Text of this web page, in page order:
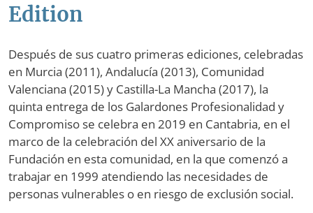
Edition
Después de sus cuatro primeras ediciones, celebradas
en Murcia (2011), Andalucía (2013), Comunidad
Valenciana (2015) y Castilla-La Mancha (2017), la
quinta entrega de los Galardones Profesionalidad y
Compromiso se celebra en 2019 en Cantabria, en el
marco de la celebración del XX aniversario de la
Fundación en esta comunidad, en la que comenzó a
trabajar en 1999 atendiendo las necesidades de
personas vulnerables o en riesgo de exclusión social.